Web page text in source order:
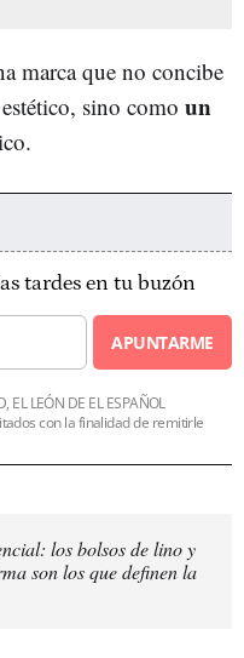
marca que no concibe
sino como un
tardes en tu buzón
APUNTARME
LEÓN DE EL ESPAÑOL
con la finalidad de remitirle
los bolsos de lino y
son los que definen la